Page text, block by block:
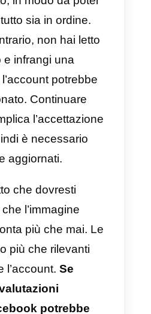
a seconda del
integrare un
che avevi
con WhatsApp
essere
Ciò include
multi-agente,
all’ERP che stai
ecc. Dovrai
ma non dovrai